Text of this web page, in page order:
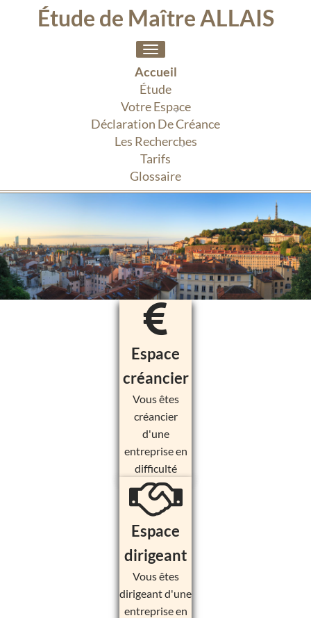
Étude de Maître ALLAIS
Toggle
navigation
Accueil
Étude
Votre Espace
Déclaration De Créance
Les Recherches
Tarifs
Glossaire
Espace
créancier
Vous êtes
créancier
d'une
entreprise en
difficulté
Espace
dirigeant
Vous êtes
dirigeant d'une
entreprise en